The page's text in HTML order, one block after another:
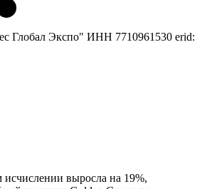
Глобал Экспо" ИНН 7710961530 erid:
выросла на 19%,